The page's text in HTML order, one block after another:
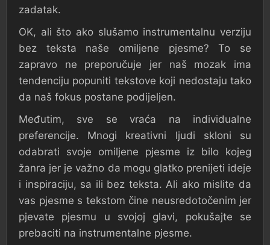
zadatak.
OK, ali što ako slušamo instrumentalnu verziju
bez teksta naše omiljene pjesme? To se
zapravo ne preporučuje jer naš mozak ima
tendenciju popuniti tekstove koji nedostaju tako
da naš fokus postane podijeljen.
Međutim, sve se vraća na individualne
preferencije. Mnogi kreativni ljudi skloni su
odabrati svoje omiljene pjesme iz bilo kojeg
žanra jer je važno da mogu glatko prenijeti ideje
i inspiraciju, sa ili bez teksta. Ali ako mislite da
vas pjesme s tekstom čine neusredotočenim jer
pjevate pjesmu u svojoj glavi, pokušajte se
prebaciti na instrumentalne pjesme.